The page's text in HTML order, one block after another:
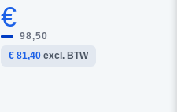
€
98,50
€ 81,40excl. BTW